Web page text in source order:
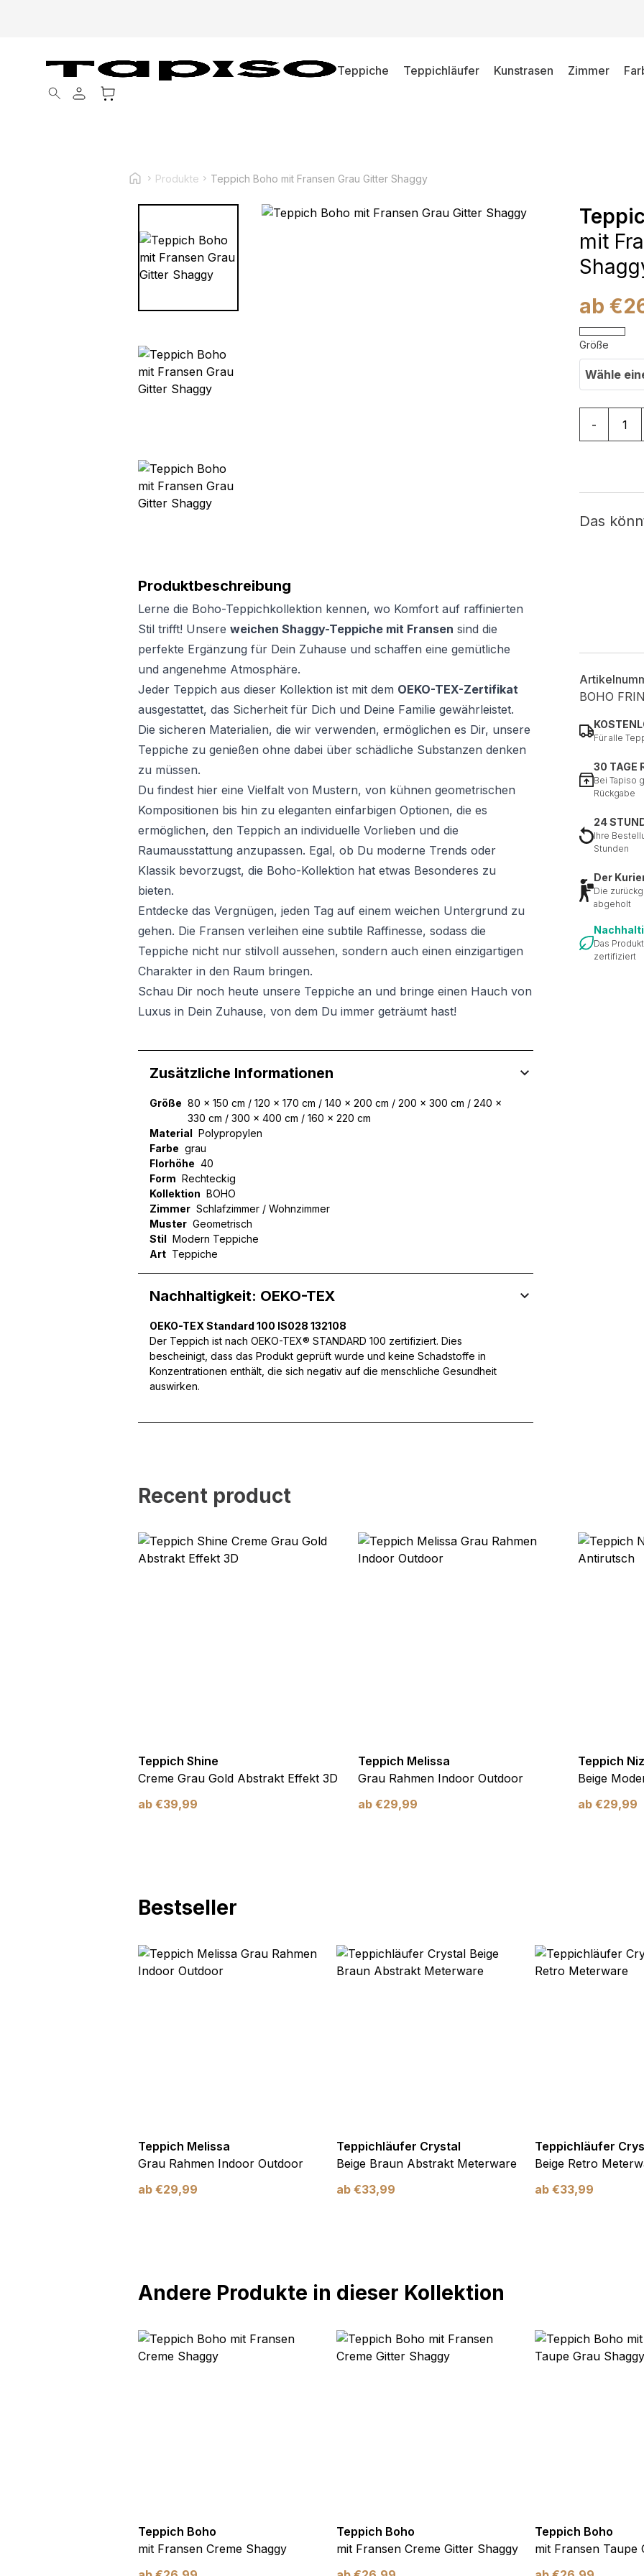
Teppiche Teppichläufer Kunstrasen Zimmer
Products search
Produkte Teppich Boho mit Fransen Grau Gitter Shaggy
Produktbeschreibung
Lerne die Boho-Teppichkollektion kennen, wo Komfort auf raffinierten
Stil trifft! Unsere weichen Shaggy-Teppiche mit Fransen sind die
perfekte Ergänzung für Dein Zuhause und schaffen eine gemütliche
und angenehme Atmosphäre.
Jeder Teppich aus dieser Kollektion ist mit dem OEKO-TEX-Zertifikat
ausgestattet, das Sicherheit für Dich und Deine Familie gewährleistet.
Die sicheren Materialien, die wir verwenden, ermöglichen es Dir, unsere
Teppiche zu genießen ohne dabei über schädliche Substanzen denken
zu müssen.
Du findest hier eine Vielfalt von Mustern, von kühnen geometrischen
Kompositionen bis hin zu eleganten einfarbigen Optionen, die es
ermöglichen, den Teppich an individuelle Vorlieben und die
Raumausstattung anzupassen. Egal, ob Du moderne Trends oder
Klassik bevorzugst, die Boho-Kollektion hat etwas Besonderes zu
bieten.
Entdecke das Vergnügen, jeden Tag auf einem weichen Untergrund zu
gehen. Die Fransen verleihen eine subtile Raffinesse, sodass die
Teppiche nicht nur stilvoll aussehen, sondern auch einen einzigartigen
Charakter in den Raum bringen.
Schau Dir noch heute unsere Teppiche an und bringe einen Hauch von
Luxus in Dein Zuhause, von dem Du immer geträumt hast!
mit
ab €
Größe
Wähle
-
Das
BOHO
Für alle
30 TAGE
Bei Tapiso
Rückgabe
24
Ihre
Stunden
Der
Die
abgeholt
Das
zertifiziert
Zusätzliche Informationen
Größe 80 x 150 cm / 120 x 170 cm / 140 x 200 cm / 200 x 300 cm / 240 x
330 cm / 300 x 400 cm / 160 x 220 cm
Material Polypropylen
Farbe grau
Florhöhe 40
Form Rechteckig
Kollektion BOHO
Zimmer Schlafzimmer / Wohnzimmer
Muster Geometrisch
Stil Modern Teppiche
Art Teppiche
Nachhaltigkeit: OEKO-TEX
OEKO-TEX Standard 100 IS028 132108
Der Teppich ist nach OEKO-TEX® STANDARD 100 zertifiziert. Dies
bescheinigt, dass das Produkt geprüft wurde und keine Schadstoffe in
Konzentrationen enthält, die sich negativ auf die menschliche Gesundheit
auswirken.
Recent product
Teppich Shine
Creme Grau Gold Abstrakt Effekt 3D
ab €39,99
Teppich Melissa
Grau Rahmen Indoor Outdoor
ab €29,99
Teppich
Beige
ab €29,99
Bestseller
Teppich Melissa
Grau Rahmen Indoor Outdoor
ab €29,99
Teppichläufer Crystal
Beige Braun Abstrakt Meterware
ab €33,99
Teppichläufer
Beige Retro
ab €33,99
Andere Produkte in dieser Kollektion
Teppich Boho
mit Fransen Creme Shaggy
Teppich Boho
mit Fransen Creme Gitter Shaggy
Teppich Boho
mit Fransen Taupe
Wir verwenden Cookies, um Inhalte und Anzeigen zu personalisieren, um Funktionen für
können und um unseren Traffic zu analysieren. Außerdem geben wir Informationen über Ihre
mit weiteren Daten zusammenführen, die Sie ihnen bereitgestellt haben oder die sie im
Dienste gesammelt haben.
Beispiel das Bereitstellen eines sicheren Log-ins oder das Anpassen Ihrer
Präferenz-Cookies ermöglichen es einer Website, Informationen zu speichern, die die Art und
Statistik
Andere nicht kategorisierte Cookies sind solche, die analysiert werden und noch keiner
Meine Einstellungen speichern